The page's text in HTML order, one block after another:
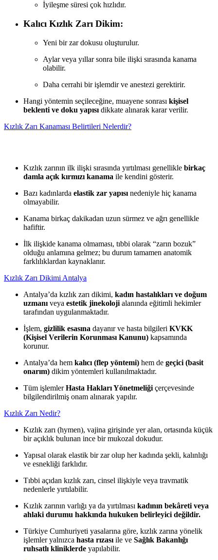
İyileşme süresi çok hızlıdır.
Kalıcı Kızlık Zarı Dikim:
Yeni bir zar dokusu oluşturulur.
Aylar veya yıllar sonra bile ilişki sırasında kanama
olabilir.
Daha cerrahi bir işlemdir ve anestezi gerektirir.
Hangi yöntemin seçileceğine, muayene sonrası kişisel
beklenti ve doku yapısı dikkate alınarak karar verilir.
Kızlık Zarı Kanaması Belirtileri Nelerdir?
Kızlık zarının ilk ilişki sırasında yırtılması genellikle birkaç
damla açık kırmızı kanama ile kendini gösterir.
Bazı kadınlarda elastik zar yapısı nedeniyle hiç kanama
olmayabilir.
Kanama birkaç dakikadan uzun sürmez ve ağrı genellikle
hafiftir.
İlk ilişkide kanama olmaması, tıbbi olarak “zarın bozuk”
olduğu anlamına gelmez; bu durum tamamen anatomik
farklılıklardan kaynaklanır.
Kızlık Zarı Dikimi Antalya
Antalya’da kızlık zarı dikimi, kadın hastalıkları ve doğum
uzmanı veya estetik jinekoloji alanında eğitimli hekimler
tarafından uygulanmaktadır.
İşlem, gizlilik esasına dayanır ve hasta bilgileri KVKK
(Kişisel Verilerin Korunması Kanunu) kapsamında
korunur.
Antalya’da hem kalıcı (flep yöntemi) hem de geçici (basit
onarım) dikim yöntemleri kullanılmaktadır.
Tüm işlemlerHasta Hakları Yönetmeliği çerçevesinde
bilgilendirilmiş onam alınarak yapılır.
Kızlık Zarı Nedir?
Kızlık zarı (hymen), vajina girişinde yer alan, ortasında küçük
bir açıklık bulunan ince bir mukozal dokudur.
Yapısal olarak elastik bir zar olup her kadında şekli, kalınlığı
ve esnekliği farklıdır.
Tıbbi açıdan kızlık zarı, cinsel ilişkiyle veya travmatik
nedenlerle yırtılabilir.
Kızlık zarının varlığı ya da yırtılması kadının bekâreti veya
ahlaki durumu hakkında hukuken belirleyici değildir.
Türkiye Cumhuriyeti yasalarına göre, kızlık zarına yönelik
işlemler yalnızca hasta rızası ile ve Sağlık Bakanlığı
ruhsatlı kliniklerde yapılabilir.